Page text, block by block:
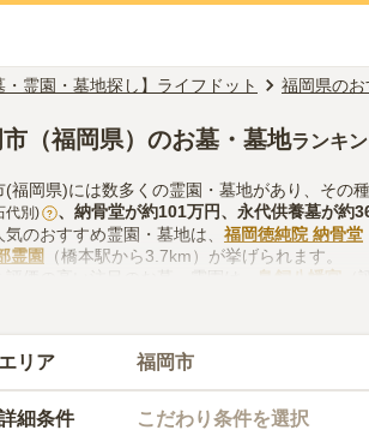
・霊園・墓地探し】ライフドット 福岡県のお
（福岡県）のお墓・墓地ランキ
(福岡県)には数多くの霊園・墓地があり、その
代別) ? 、 納骨堂が約101万円、 永代供養墓が約
気のおすすめ霊園・墓地は、 福岡徳純院 納骨堂
霊園 （橋本駅から3.7km）が挙げられます。
鳥飼八幡宮
お線香の入手方法などを考慮して選ぶとよいで
エリア 福岡市
細条件 こだわり条件を選択